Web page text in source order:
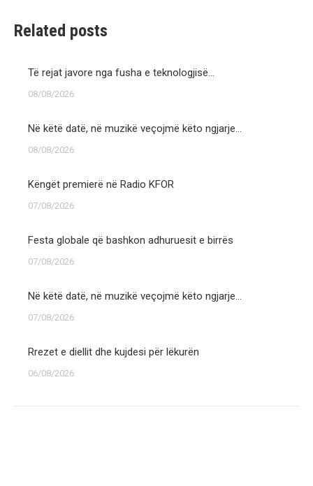
Related posts
Të rejat javore nga fusha e teknologjisë…
08/08/2026
Në këtë datë, në muzikë veçojmë këto ngjarje…
08/08/2026
Këngët premierë në Radio KFOR
07/08/2026
Festa globale që bashkon adhuruesit e birrës
07/08/2026
Në këtë datë, në muzikë veçojmë këto ngjarje…
07/08/2026
Rrezet e diellit dhe kujdesi për lëkurën
06/08/2026